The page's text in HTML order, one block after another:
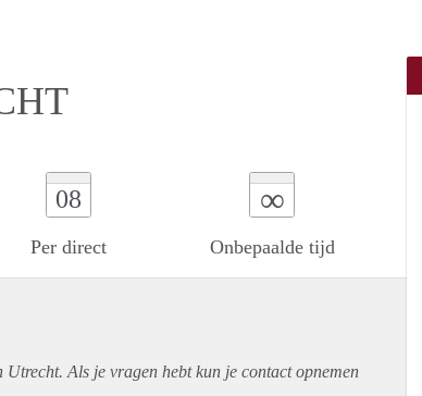
08
Per direct
∞
Onbepaalde tijd
Als je vragen hebt kun je contact opnemen